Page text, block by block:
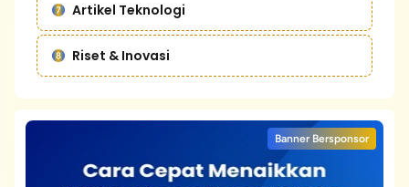
Artikel Teknologi
Riset & Inovasi
Banner Bersponsor